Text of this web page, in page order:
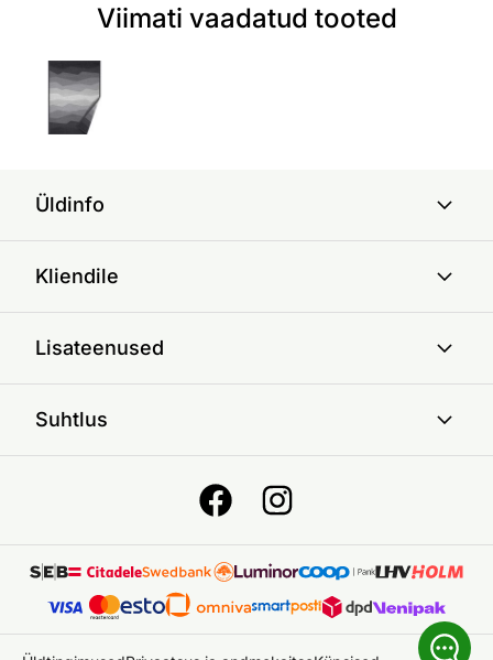
Viimati vaadatud tooted
Üldinfo
Kliendile
Lisateenused
Suhtlus